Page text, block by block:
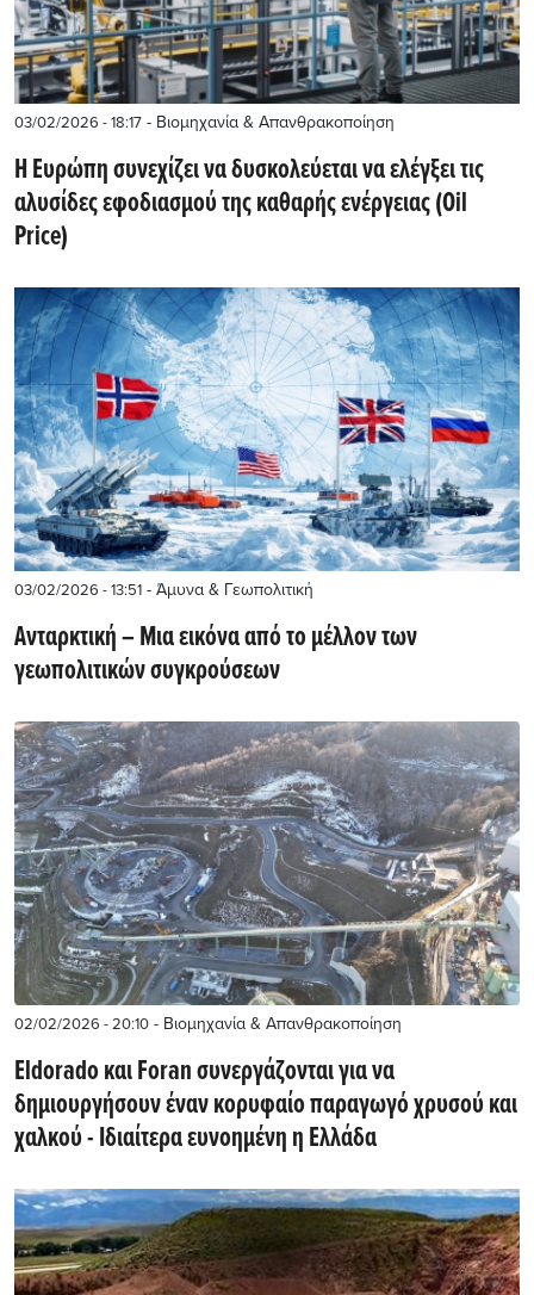
03/02/2026 - 18:17 - Βιομηχανία & Απανθρακοποίηση
Η Ευρώπη συνεχίζει να δυσκολεύεται να ελέγξει τις
αλυσίδες εφοδιασμού της καθαρής ενέργειας (Oil
Price)
03/02/2026 - 13:51 - Άμυνα & Γεωπολιτική
Ανταρκτική – Μια εικόνα από το μέλλον των
γεωπολιτικών συγκρούσεων
02/02/2026 - 20:10 - Βιομηχανία & Απανθρακοποίηση
Eldorado και Foran συνεργάζονται για να
δημιουργήσουν έναν κορυφαίο παραγωγό χρυσού και
χαλκού - Ιδιαίτερα ευνοημένη η Ελλάδα